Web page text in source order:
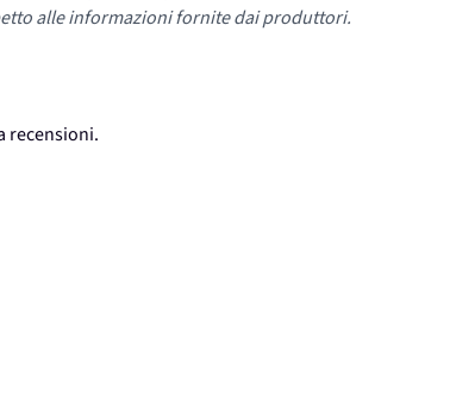
alle informazioni fornite dai produttori.
recensioni.